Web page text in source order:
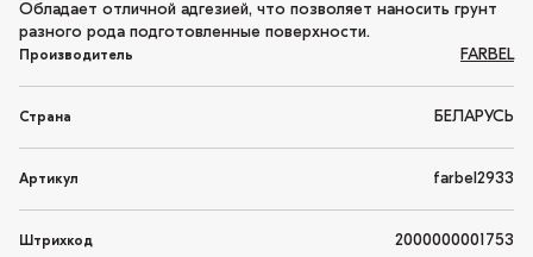
Обладает отличной адгезией, что позволяет наносить грунт
разного рода подготовленные поверхности.
Производитель FARBEL
Страна БЕЛАРУСЬ
Артикул farbel2933
Штрихкод 2000000001753